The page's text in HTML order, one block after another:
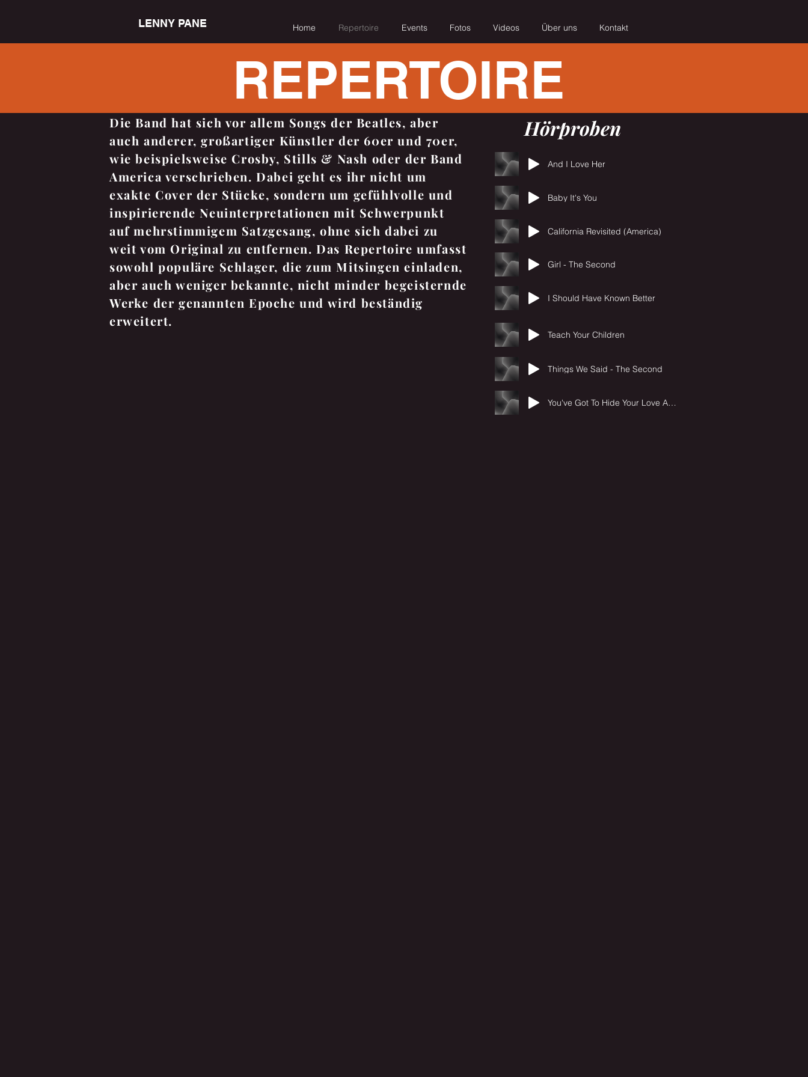
LENNY PANE Home Repertoire Events Fotos Videos Über uns Kontakt
REPERTOIRE
Die Band hat sich vor allem Songs der Beatles, aber
auch anderer, großartiger Künstler der 60er und 70er,
wie beispielsweise Crosby, Stills & Nash oder der Band
America verschrieben. Dabei geht es ihr nicht um
exakte Cover der Stücke, sondern um gefühlvolle und
inspirierende Neuinterpretationen mit Schwerpunkt
auf mehrstimmigem Satzgesang, ohne sich dabei zu
weit vom Original zu entfernen. Das Repertoire umfasst
sowohl populäre Schlager, die zum Mitsingen einladen,
aber auch weniger bekannte, nicht minder begeisternde
Werke der genannten Epoche und wird beständig
erweitert.
Hörproben
And I Love Her
Baby It's You
California Revisited (America)
Girl - The Second
I Should Have Known Better
Teach Your Children
Things We Said - The Second
You've Got To Hide Your Love Away